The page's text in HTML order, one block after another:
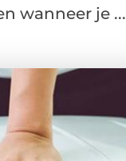
wanneer je ...